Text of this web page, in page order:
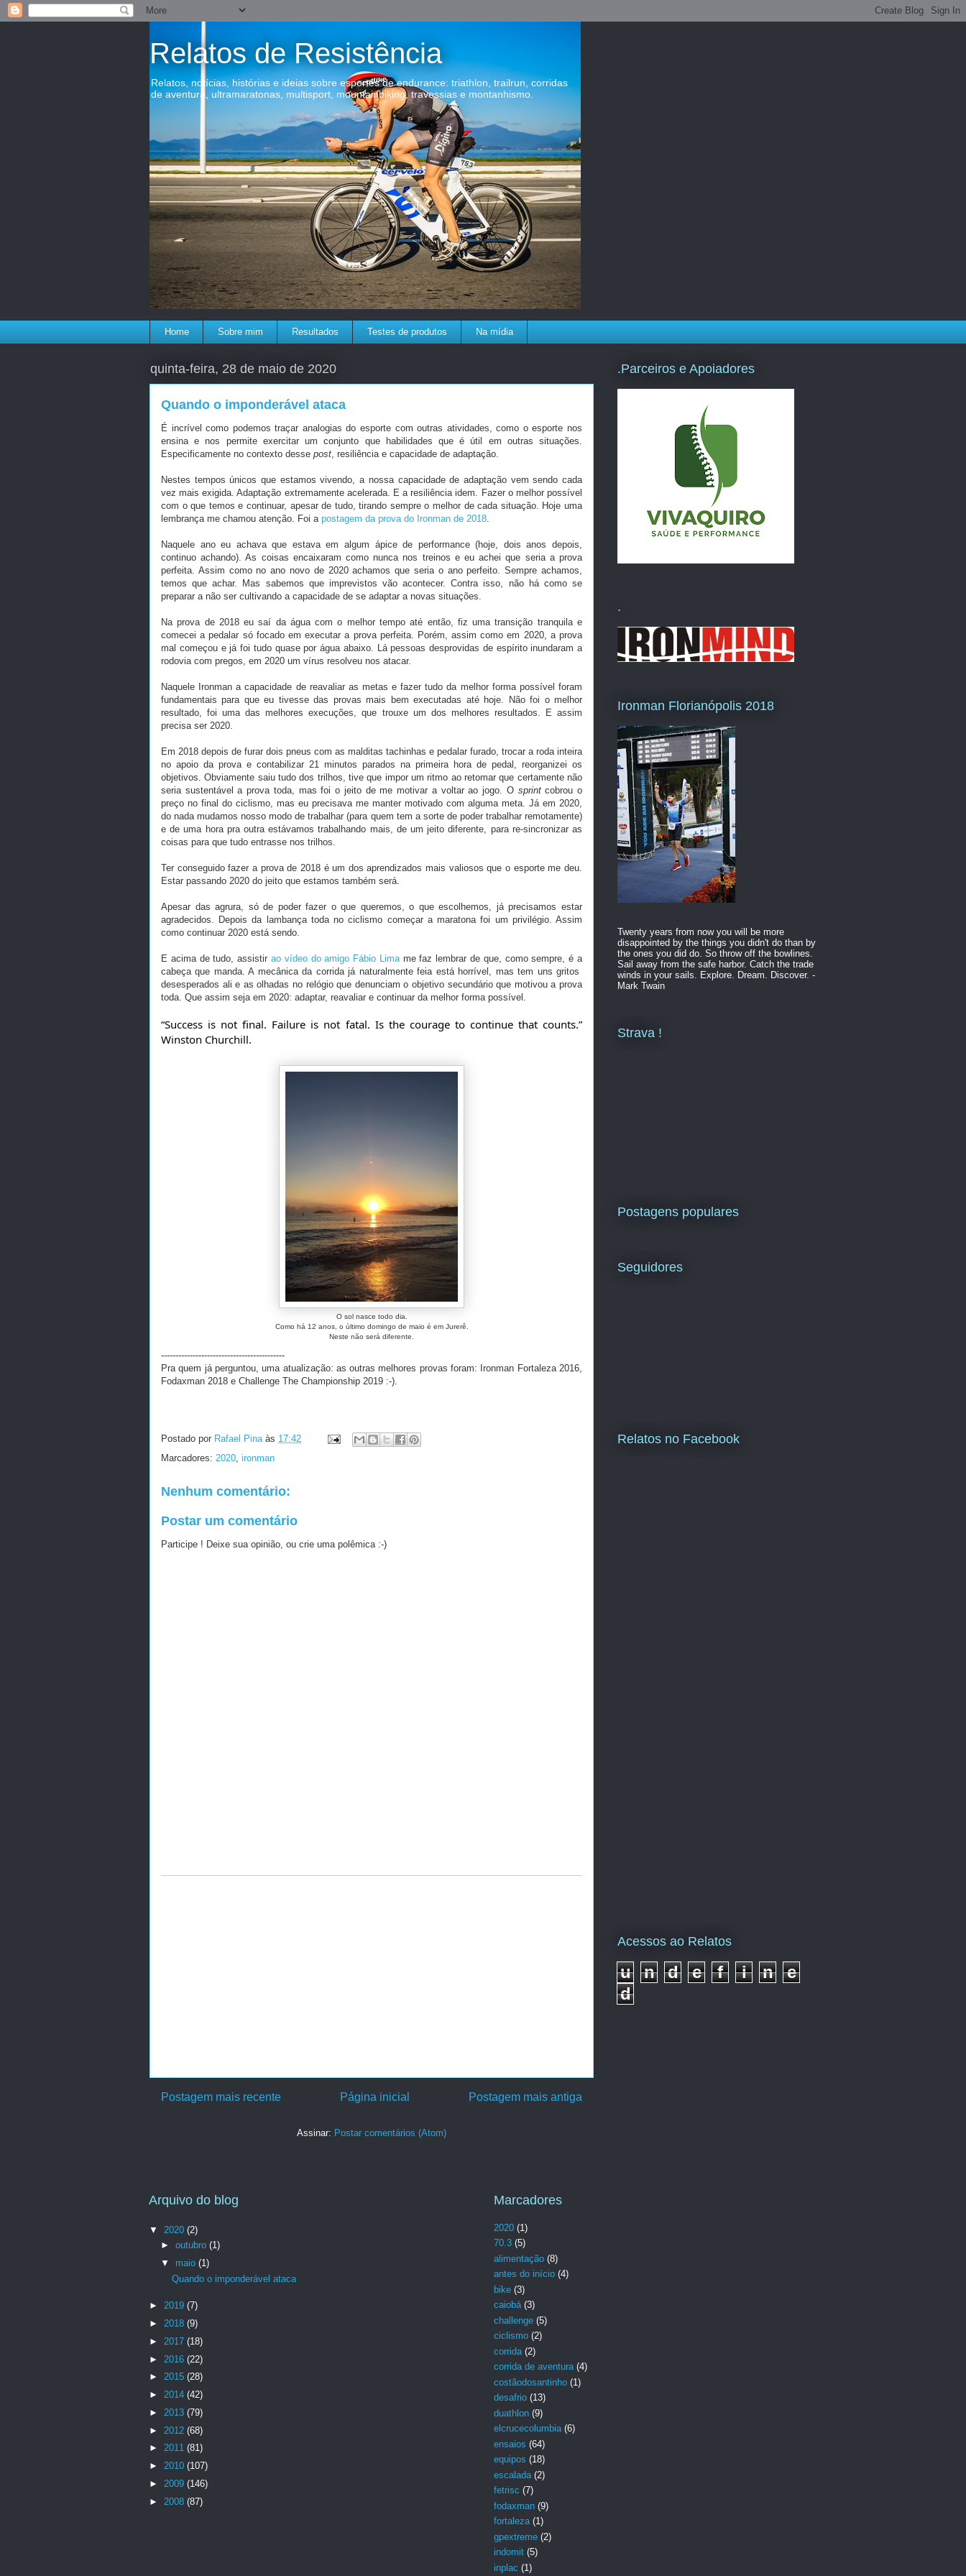
Relatos de Resistência
Relatos, notícias, histórias e ideias sobre esportes de endurance: triathlon, trailrun, corridas
de aventura, ultramaratonas, multisport, mountainbiking, travessias e montanhismo.
Home Sobre mim Resultados Testes de produtos Na mídia
quinta-feira, 28 de maio de 2020
Quando o imponderável ataca
É incrível como podemos traçar analogias do esporte com outras atividades, como o esporte nos
ensina e nos permite exercitar um conjunto que habilidades que é útil em outras situações.
Especificamente no contexto desse post , resiliência e capacidade de adaptação.
Nestes tempos únicos que estamos vivendo, a nossa capacidade de adaptação vem sendo cada
vez mais exigida. Adaptação extremamente acelerada. E a resiliência idem. Fazer o melhor possível
com o que temos e continuar, apesar de tudo, tirando sempre o melhor de cada situação. Hoje uma
lembrança me chamou atenção. Foi a postagem da prova do Ironman de 2018
Naquele ano eu achava que estava em algum ápice de performance (hoje, dois anos depois,
continuo achando). As coisas encaixaram como nunca nos treinos e eu achei que seria a prova
perfeita. Assim como no ano novo de 2020 achamos que seria o ano perfeito. Sempre achamos,
temos que achar. Mas sabemos que imprevistos vão acontecer. Contra isso, não há como se
preparar a não ser cultivando a capacidade de se adaptar a novas situações.
Na prova de 2018 eu saí da água com o melhor tempo até então, fiz uma transição tranquila e
comecei a pedalar só focado em executar a prova perfeita. Porém, assim como em 2020, a prova
mal começou e já foi tudo quase por água abaixo. Lá pessoas desprovidas de espírito inundaram a
rodovia com pregos, em 2020 um vírus resolveu nos atacar.
Naquele Ironman a capacidade de reavaliar as metas e fazer tudo da melhor forma possível foram
fundamentais para que eu tivesse das provas mais bem executadas até hoje. Não foi o melhor
resultado, foi uma das melhores execuções, que trouxe um dos melhores resultados. E assim
precisa ser 2020.
Em 2018 depois de furar dois pneus com as malditas tachinhas e pedalar furado, trocar a roda inteira
no apoio da prova e contabilizar 21 minutos parados na primeira hora de pedal, reorganizei os
objetivos. Obviamente saiu tudo dos trilhos, tive que impor um ritmo ao retomar que certamente não
seria sustentável a prova toda, mas foi o jeito de me motivar a voltar ao jogo. O sprintcobrou o
preço no final do ciclismo, mas eu precisava me manter motivado com alguma meta. Já em 2020,
do nada mudamos nosso modo de trabalhar (para quem tem a sorte de poder trabalhar remotamente)
e de uma hora pra outra estávamos trabalhando mais, de um jeito diferente, para re-sincronizar as
coisas para que tudo entrasse nos trilhos.
Ter conseguido fazer a prova de 2018 é um dos aprendizados mais valiosos que o esporte me deu.
Estar passando 2020 do jeito que estamos também será.
Apesar das agrura, só de poder fazer o que queremos, o que escolhemos, já precisamos estar
agradecidos. Depois da lambança toda no ciclismo começar a maratona foi um privilégio. Assim
como continuar 2020 está sendo.
E acima de tudo, assistir ao vídeo do amigo Fábio Limame faz lembrar de que, como sempre, é a
cabeça que manda. A mecânica da corrida já naturalmente feia está horrível, mas tem uns gritos
desesperados ali e as olhadas no relógio que denunciam o objetivo secundário que motivou a prova
toda. Que assim seja em 2020: adaptar, reavaliar e continuar da melhor forma possível.
“Success is not final. Failure is not fatal. Is the courage to continue that counts.”
Winston Churchill.
O sol nasce todo dia.
Como há 12 anos, o último domingo de maio é em Jurerê.
Neste não será diferente.
-------------------------------------------
Pra quem já perguntou, uma atualização: as outras melhores provas foram: Ironman Fortaleza 2016,
Fodaxman 2018 e Challenge The Championship 2019 :-).
Postado por Rafael Pina às 17:42
Marcadores: 2020, ironman
Nenhum comentário:
Postar um comentário
Participe ! Deixe sua opinião, ou crie uma polêmica :-)
Postagem mais recente Postagem mais antiga
Página inicial
Assinar: Postar comentários (Atom)
.Parceiros e Apoiadores
.
Ironman Florianópolis 2018
Twenty years from now you will be more
disappointed by the things you didn't do than by
the ones you did do. So throw off the bowlines.
Sail away from the safe harbor. Catch the trade
winds in your sails. Explore. Dream. Discover. -
Mark Twain
Strava !
Postagens populares
Seguidores
Relatos no Facebook
Acessos ao Relatos
u n d e f i n
e
d
Arquivo do blog
▼ 2020 (2)
► outubro (1)
▼ maio (1)
Quando o imponderável ataca
► 2019 (7)
► 2018 (9)
► 2017 (18)
► 2016 (22)
► 2015 (28)
► 2014 (42)
► 2013 (79)
► 2012 (68)
► 2011 (81)
► 2010 (107)
► 2009 (146)
► 2008 (87)
Marcadores
2020 (1)
70.3 (5)
alimentação (8)
antes do início (4)
bike (3)
caiobá (3)
challenge (5)
ciclismo (2)
corrida (2)
corrida de aventura (4)
costãodosantinho (1)
desafrio (13)
duathlon (9)
elcrucecolumbia (6)
ensaios (64)
equipos (18)
escalada (2)
fetrisc (7)
fodaxman (9)
fortaleza (1)
gpextreme (2)
indomit (5)
inplac (1)